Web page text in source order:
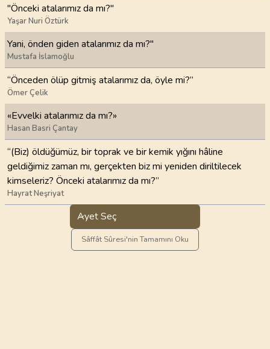
"Önceki atalarımız da mı?"
Yaşar Nuri Öztürk
Yani, önden giden atalarımız da mı?"
Mustafa İslamoğlu
“Önceden ölüp gitmiş atalarımız da, öyle mi?”
Ömer Çelik
«Evvelki atalarımız da mı?»
Hasan Basri Çantay
“(Biz) öldüğümüz, bir toprak ve bir kemik yığını hâline
geldiğimiz zaman mı, gerçekten biz mi yeniden diriltilecek
kimseleriz? Önceki atalarımız da mı?”
Hayrat Neşriyat
Ayet Seç
Sâffât Sûresi'nin Tamamını Oku